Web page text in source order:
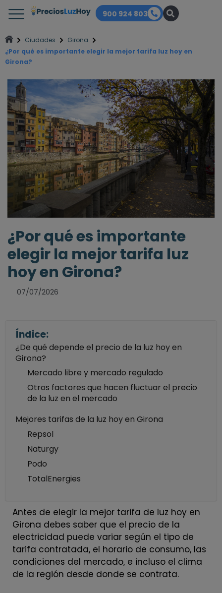
900 924 803
Ciudades
Girona
¿Por qué es importante elegir la mejor tarifa luz hoy en
Girona?
¿Por qué es importante
elegir la mejor tarifa luz
hoy en Girona?
07/07/2026
Índice:
¿De qué depende el precio de la luz hoy en
Girona?
Mercado libre y mercado regulado
Otros factores que hacen fluctuar el precio
de la luz en el mercado
Mejores tarifas de la luz hoy en Girona
Repsol
Naturgy
Podo
TotalEnergies
Antes de elegir la mejor tarifa de luz hoy en
Girona debes saber que el precio de la
electricidad puede variar según el tipo de
tarifa contratada, el horario de consumo, las
condiciones del mercado, e incluso el clima
de la región desde donde se contrata.